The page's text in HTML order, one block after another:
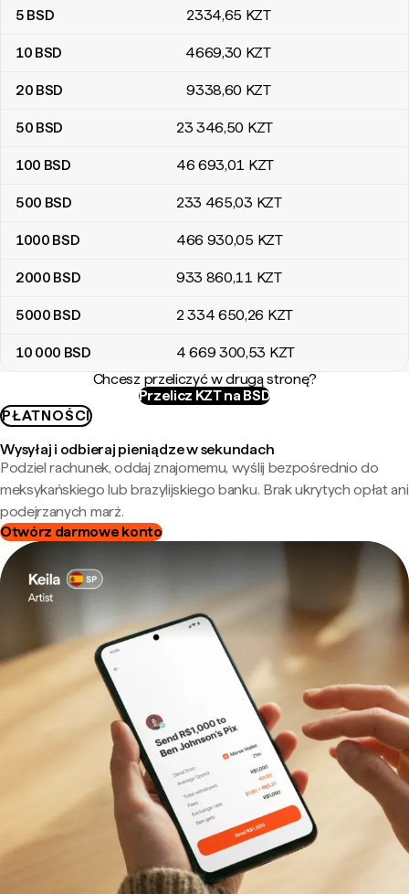
5 BSD 2334,65 KZT
10 BSD 4669,30 KZT
20 BSD 9338,60 KZT
50 BSD 23 346,50 KZT
100 BSD 46 693,01 KZT
500 BSD 233 465,03 KZT
1000 BSD 466 930,05 KZT
2000 BSD 933 860,11 KZT
5000 BSD 2 334 650,26 KZT
10 000 BSD 4 669 300,53 KZT
Chcesz przeliczyć w drugą stronę?
Przelicz KZT na BSD
PŁATNOŚCI
Wysyłaj i odbieraj pieniądze w sekundach
Podziel rachunek, oddaj znajomemu, wyślij bezpośrednio do
meksykańskiego lub brazylijskiego banku. Brak ukrytych opłat ani
podejrzanych marż.
Otwórz darmowe konto